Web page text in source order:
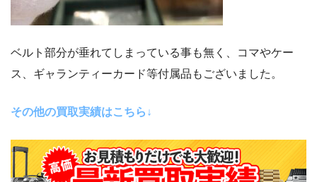
ベルト部分が垂れてしまっている事も無く、コマやケー
ス、ギャランティーカード等付属品もございました。
その他の買取実績はこちら↓